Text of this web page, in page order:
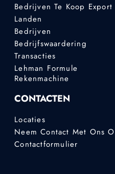
Bedrijven Te Koop Export
Landen
Bedrijven
Bedrijfswaardering
Transacties
Lehman Formule
Rekenmachine
CONTACTEN
Locaties
Neem Contact Met Ons
Contactformulier